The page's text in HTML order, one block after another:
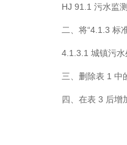
HJ 91.1 污水监
二、将“4.1.3 标
4.1.3.1 城镇污水
三、删除表 1 中
四、在表 3 后增